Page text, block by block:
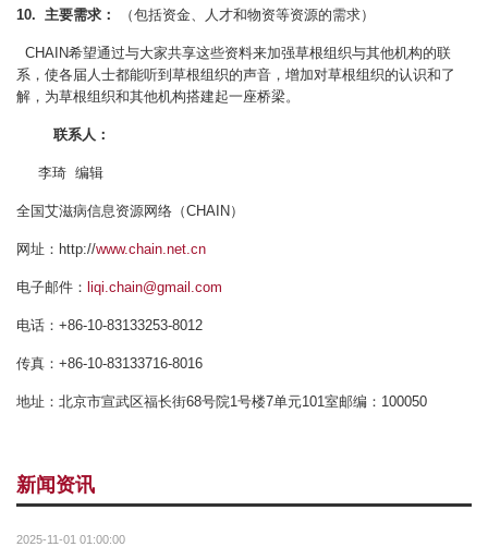
10. 主要需求： （包括资金、人才和物资等资源的需求）
CHAIN希望通过与大家共享这些资料来加强草根组织与其他机构的联
系，使各届人士都能听到草根组织的声音，增加对草根组织的认识和了
解，为草根组织和其他机构搭建起一座桥梁。
联系人：
李琦 编辑
全国艾滋病信息资源网络（CHAIN）
网址：http://www.chain.net.cn
电子邮件： liqi.chain@gmail.com
电话：+86-10-83133253-8012
传真：+86-10-83133716-8016
地址：北京市宣武区福长街68号院1号楼7单元101室邮编：100050
新闻资讯
2025-11-01 01:00:00